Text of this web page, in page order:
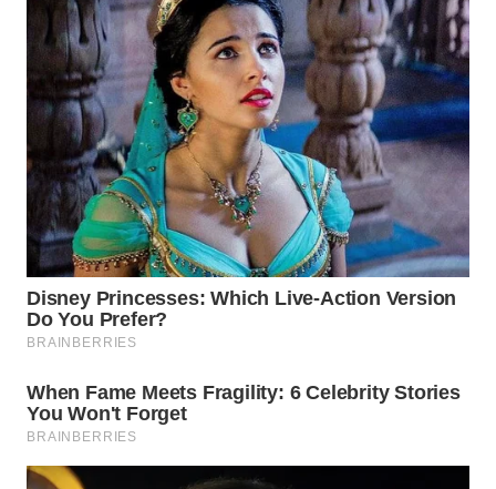
WAHANA
KONSUMEN
WAHANA
LISTRIK
WAHANA
TRAVEL
WAHANA
TV
ID
CO ID